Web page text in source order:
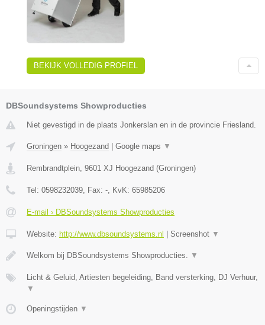
BEKIJK VOLLEDIG PROFIEL
DBSoundsystems Showproducties
Niet gevestigd in de plaats Jonkerslan en in de provincie Friesland.
Groningen » Hoogezand Google maps ▼
Rembrandtplein 9601 XJ Hoogezand (Groningen)
Tel: 0598232039 , Fax: - , KvK: 65985206
E-mail › DBSoundsystems Showproducties
Website: http://www.dbsoundsystems.nl Screenshot ▼
Welkom bij DBSoundsystems Showproducties. ▼
Licht & Geluid, Artiesten begeleiding, Band versterking, DJ Verhuur,
▼
Openingstijden ▼